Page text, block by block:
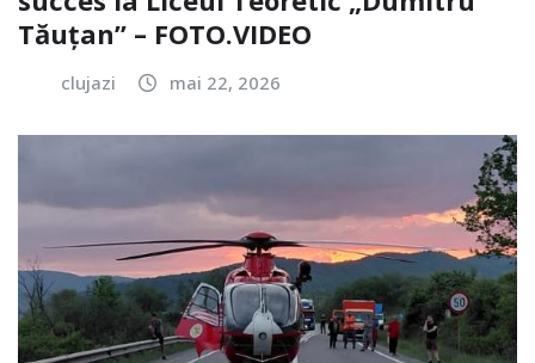
Tăuțan” – FOTO.VIDEO
clujazi mai 22, 2026